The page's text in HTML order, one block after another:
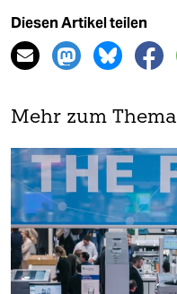
Diesen Artikel teilen
Mehr zum Thema